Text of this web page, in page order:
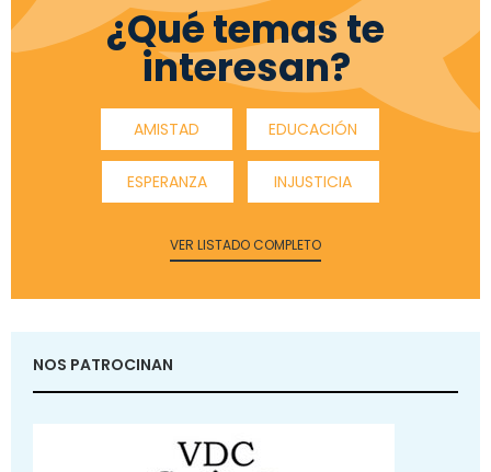
¿Qué temas te
interesan?
AMISTAD EDUCACIÓN
ESPERANZA INJUSTICIA
VER LISTADO COMPLETO
NOS PATROCINAN